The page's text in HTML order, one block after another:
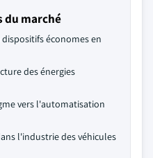
du marché
économes en
des énergies
vers l'automatisation
l'industrie des véhicules